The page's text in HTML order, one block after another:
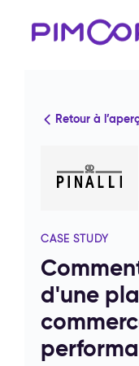
Retour à
CASE STUDY
d'une